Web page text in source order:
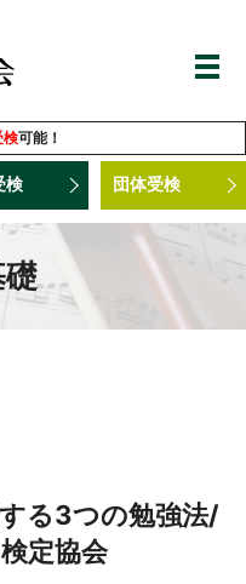
検可能！
検 団体受検
る3つの勉強法/
定協会